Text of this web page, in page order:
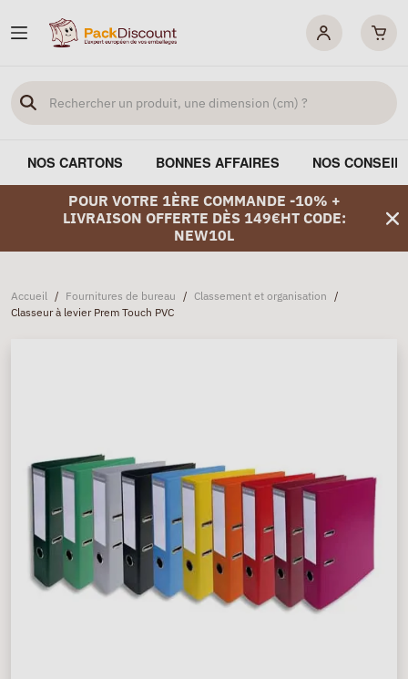
NOS CARTONS BONNES AFFAIRES NOS
POUR VOTRE 1ÈRE COMMANDE -10% +
LIVRAISON OFFERTE DÈS 149€HT CODE:
NEW10L
Accueil / Fournitures de bureau / Classement et organisation /
Classeur à levier Prem Touch PVC